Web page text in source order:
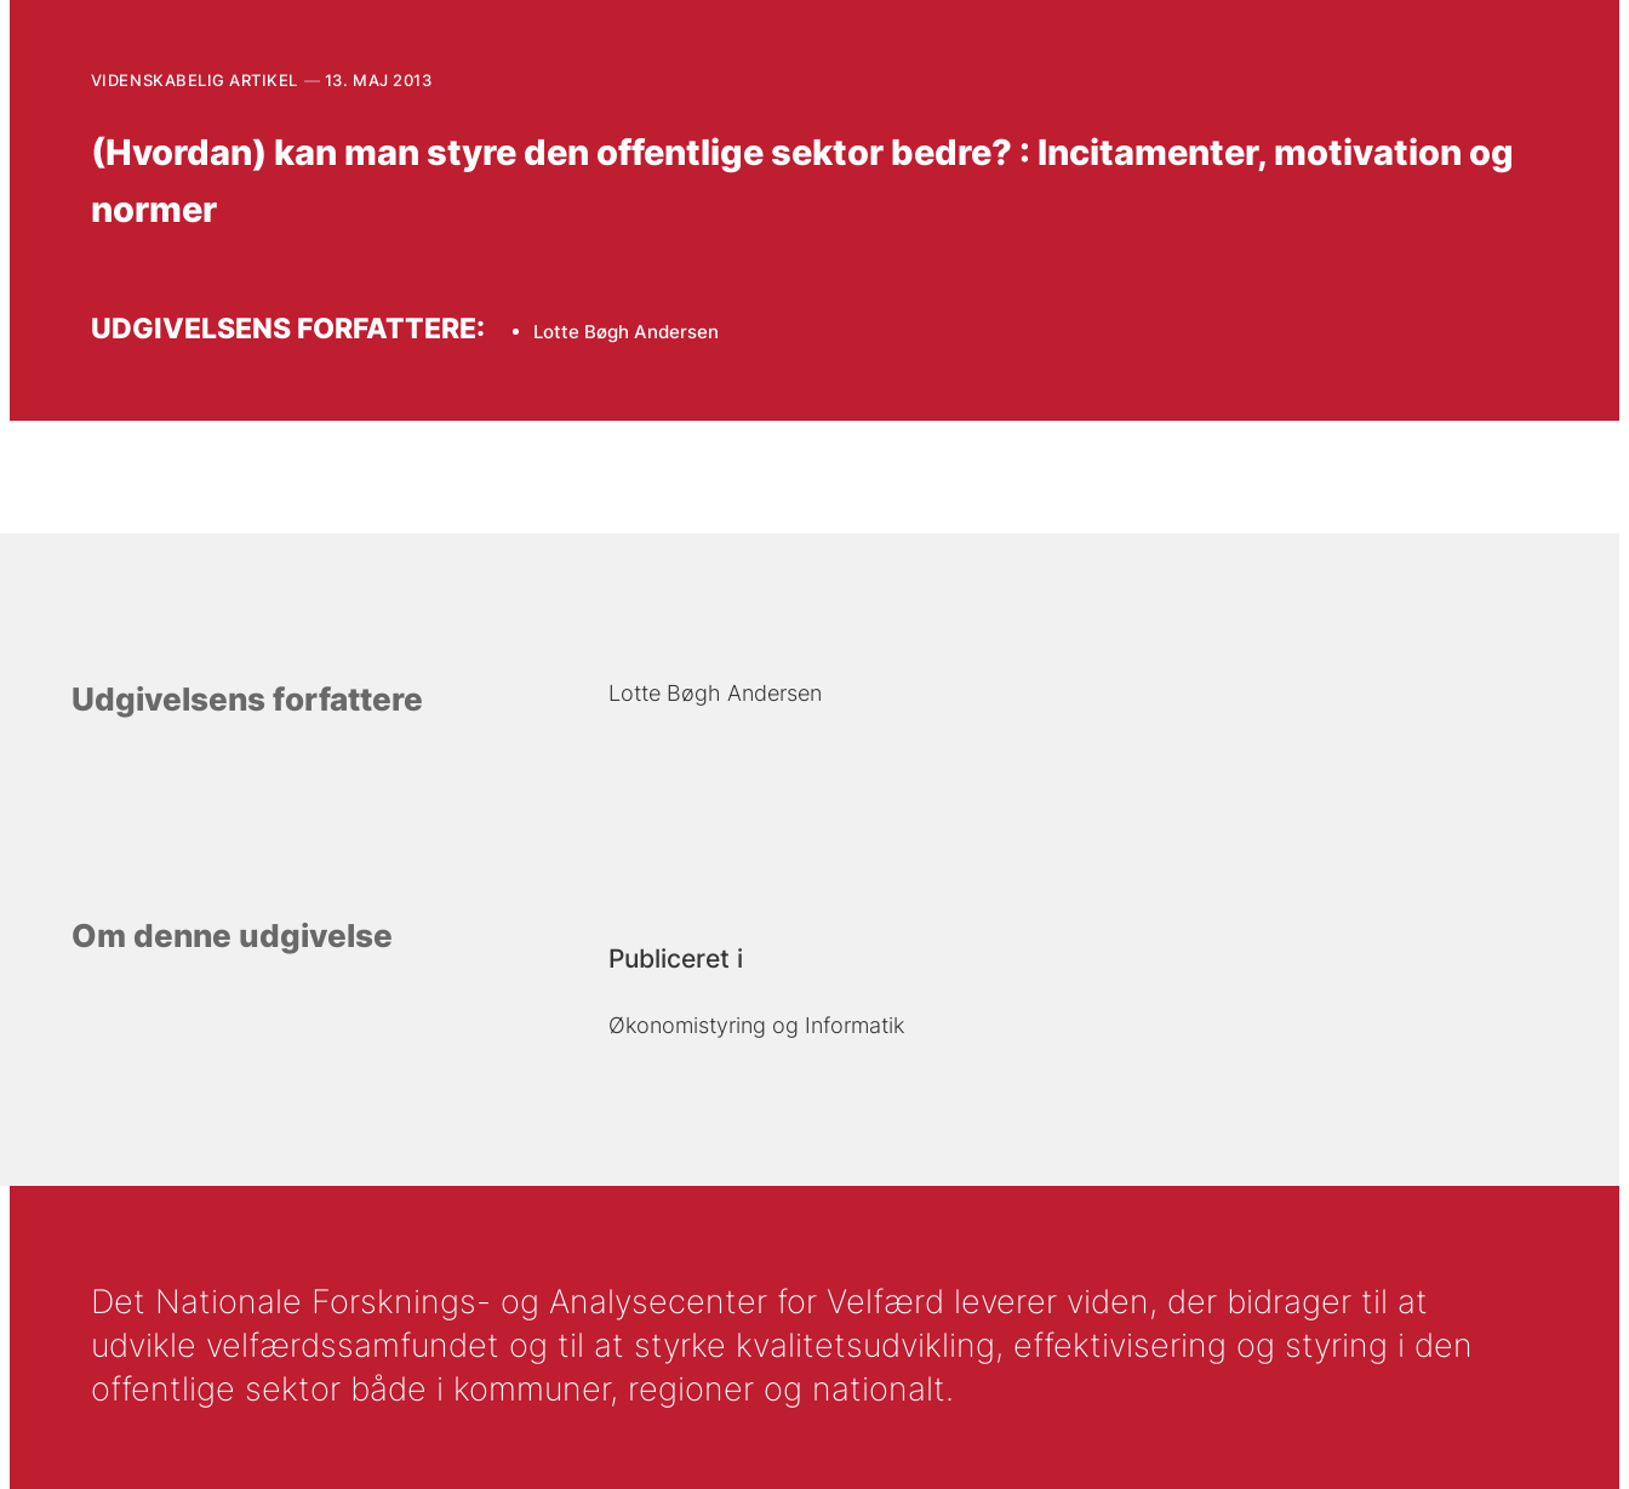
VIDENSKABELIG ARTIKEL 13. MAJ 2013
(Hvordan) kan man styre den offentlige sektor bedre? : Incitamenter, motivation og
normer
UDGIVELSENS FORFATTERE: Lotte Bøgh Andersen
Udgivelsens forfattere Lotte Bøgh Andersen
Om denne udgivelse
Publiceret i
Økonomistyring og Informatik
Det Nationale Forsknings- og Analysecenter for Velfærd leverer viden, der bidrager til at
udvikle velfærdssamfundet og til at styrke kvalitetsudvikling, effektivisering og styring i den
offentlige sektor både i kommuner, regioner og nationalt.